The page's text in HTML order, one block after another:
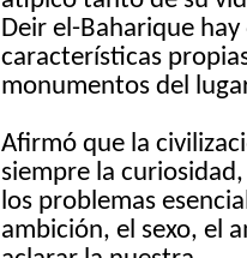
Deir el-Baharique
características
monumentos del
Afirmó que la
siempre la
los problemas
ambición, el sexo, el